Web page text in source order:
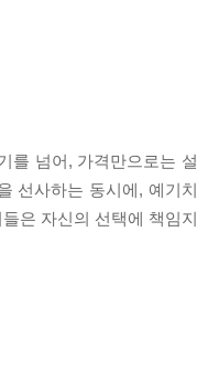
를 넘어, 가격만으로는 설
선사하는 동시에, 예기치
은 자신의 선택에 책임지